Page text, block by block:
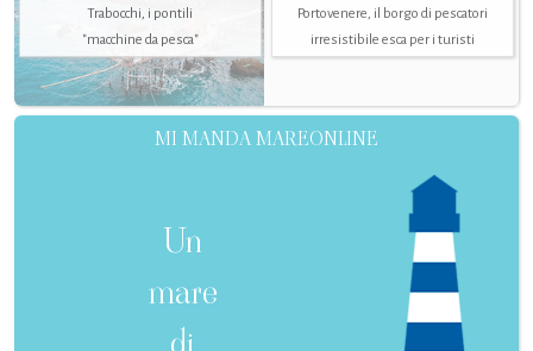
Trabocchi, i pontili
"macchine da pesca"
Portovenere, il borgo di pescatori
irresistibile esca per i turisti
MI MANDA MAREONLINE
Un
mare